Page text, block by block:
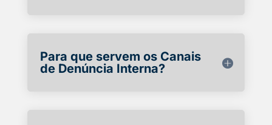
Para que servem os Canais
de Denúncia Interna?